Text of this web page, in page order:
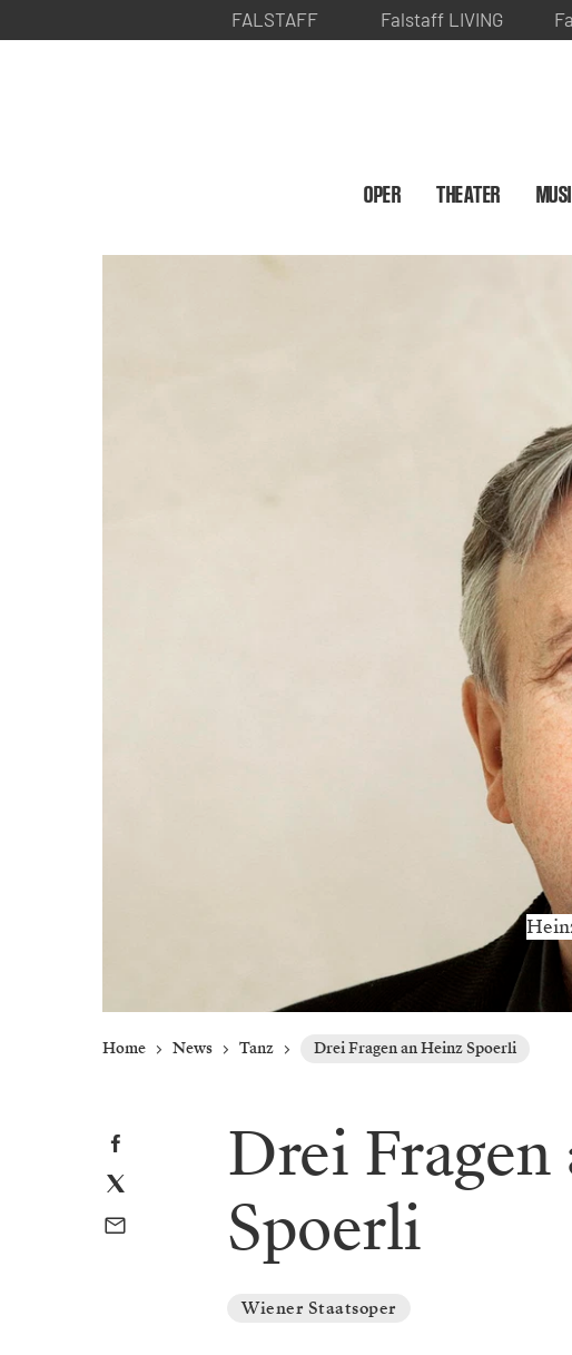
FALSTAFF Falstaff LIVING
OPER THEATER
Home News Tanz Drei Fragen an Heinz Spoerli
Drei
Spoerli
Wiener Staatsoper